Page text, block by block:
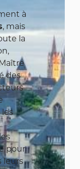
à
, mais
la
des
pour
leurs